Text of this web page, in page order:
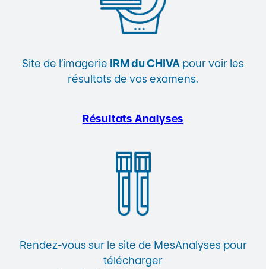
Site de l’imagerie IRM du CHIVA pour voir les
résultats de vos examens.
Résultats Analyses
Rendez-vous sur le site de MesAnalyses pour
télécharger